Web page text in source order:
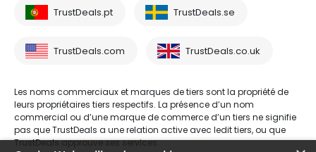
TrustDeals.pt TrustDeals.se
TrustDeals.com TrustDeals.co.uk
Les noms commerciaux et marques de tiers sont la propriété de
leurs propriétaires tiers respectifs. La présence d’un nom
commercial ou d’une marque de commerce d’un tiers ne signifie
pas que TrustDeals a une relation active avec ledit tiers, ou que
TrustDeals approuve ses services.